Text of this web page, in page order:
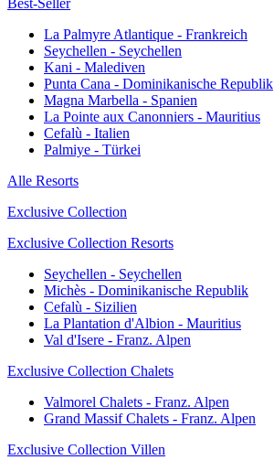
Best-Seller
La Palmyre Atlantique - Frankreich
Seychellen - Seychellen
Kani - Malediven
Punta Cana - Dominikanische Republik
Magna Marbella - Spanien
La Pointe aux Canonniers - Mauritius
Cefalù - Italien
Palmiye - Türkei
Alle Resorts
Exclusive Collection
Exclusive Collection Resorts
Seychellen - Seychellen
Michès - Dominikanische Republik
Cefalù - Sizilien
La Plantation d'Albion - Mauritius
Val d'Isere - Franz. Alpen
Exclusive Collection Chalets
Valmorel Chalets - Franz. Alpen
Grand Massif Chalets - Franz. Alpen
Exclusive Collection Villen